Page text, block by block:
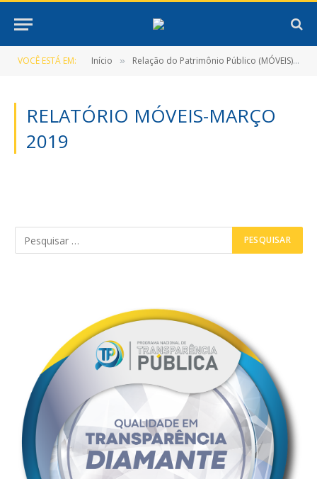
VOCÊ ESTÁ EM: Início » Relação do Patrimônio Público (MÓVEIS)
RELATÓRIO MÓVEIS-MARÇO
2019